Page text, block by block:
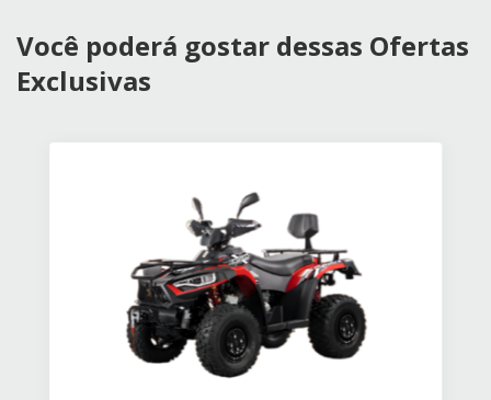
Você poderá gostar dessas Ofertas
Exclusivas